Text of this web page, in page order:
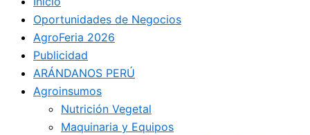
Oportunidades de Negocios
AgroFeria 2026
Publicidad
ARÁNDANOS PERÚ
Agroinsumos
Nutrición Vegetal
Maquinaria y Equipos